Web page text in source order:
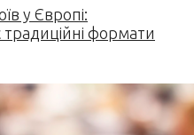
у Європі:
традиційні формати